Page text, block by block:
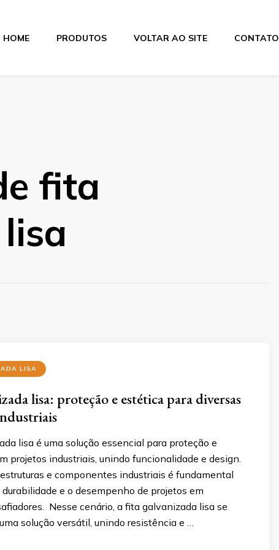
HOME PRODUTOS VOLTAR AO SITE CONTATO
fita
LISA
lisa: proteção e estética para diversas
lisa é uma solução essencial para proteção e
projetos industriais, unindo funcionalidade e design.
e componentes industriais é fundamental
e o desempenho de projetos em
Nesse cenário, a fita galvanizada lisa se
solução versátil, unindo resistência e …